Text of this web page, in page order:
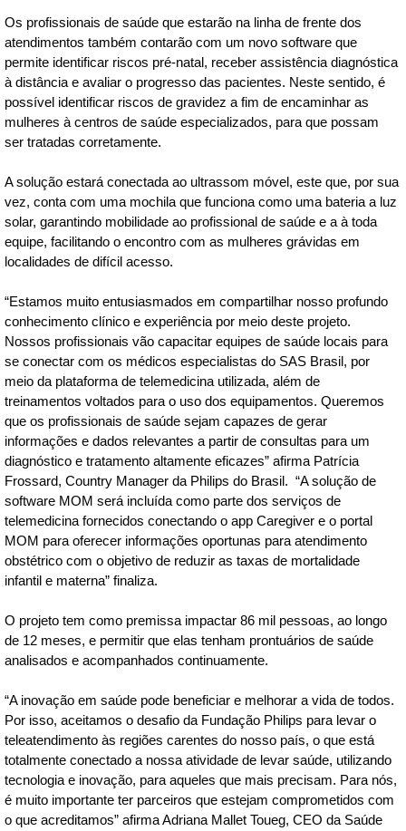
Os profissionais de saúde que estarão na linha de frente dos
atendimentos também contarão com um novo software que
permite identificar riscos pré-natal, receber assistência diagnóstica
à distância e avaliar o progresso das pacientes. Neste sentido, é
possível identificar riscos de gravidez a fim de encaminhar as
mulheres à centros de saúde especializados, para que possam
ser tratadas corretamente.
A solução estará conectada ao ultrassom móvel, este que, por sua
vez, conta com uma mochila que funciona como uma bateria a luz
solar, garantindo mobilidade ao profissional de saúde e a à toda
equipe, facilitando o encontro com as mulheres grávidas em
localidades de difícil acesso.
“Estamos muito entusiasmados em compartilhar nosso profundo
conhecimento clínico e experiência por meio deste projeto.
Nossos profissionais vão capacitar equipes de saúde locais para
se conectar com os médicos especialistas do SAS Brasil, por
meio da plataforma de telemedicina utilizada, além de
treinamentos voltados para o uso dos equipamentos. Queremos
que os profissionais de saúde sejam capazes de gerar
informações e dados relevantes a partir de consultas para um
diagnóstico e tratamento altamente eficazes” afirma Patrícia
Frossard, Country Manager da Philips do Brasil. “A solução de
software MOM será incluída como parte dos serviços de
telemedicina fornecidos conectando o app Caregiver e o portal
MOM para oferecer informações oportunas para atendimento
obstétrico com o objetivo de reduzir as taxas de mortalidade
infantil e materna” finaliza.
O projeto tem como premissa impactar 86 mil pessoas, ao longo
de 12 meses, e permitir que elas tenham prontuários de saúde
analisados e acompanhados continuamente.
“A inovação em saúde pode beneficiar e melhorar a vida de todos.
Por isso, aceitamos o desafio da Fundação Philips para levar o
teleatendimento às regiões carentes do nosso país, o que está
totalmente conectado a nossa atividade de levar saúde, utilizando
tecnologia e inovação, para aqueles que mais precisam. Para nós,
é muito importante ter parceiros que estejam comprometidos com
o que acreditamos” afirma Adriana Mallet Toueg, CEO da Saúde